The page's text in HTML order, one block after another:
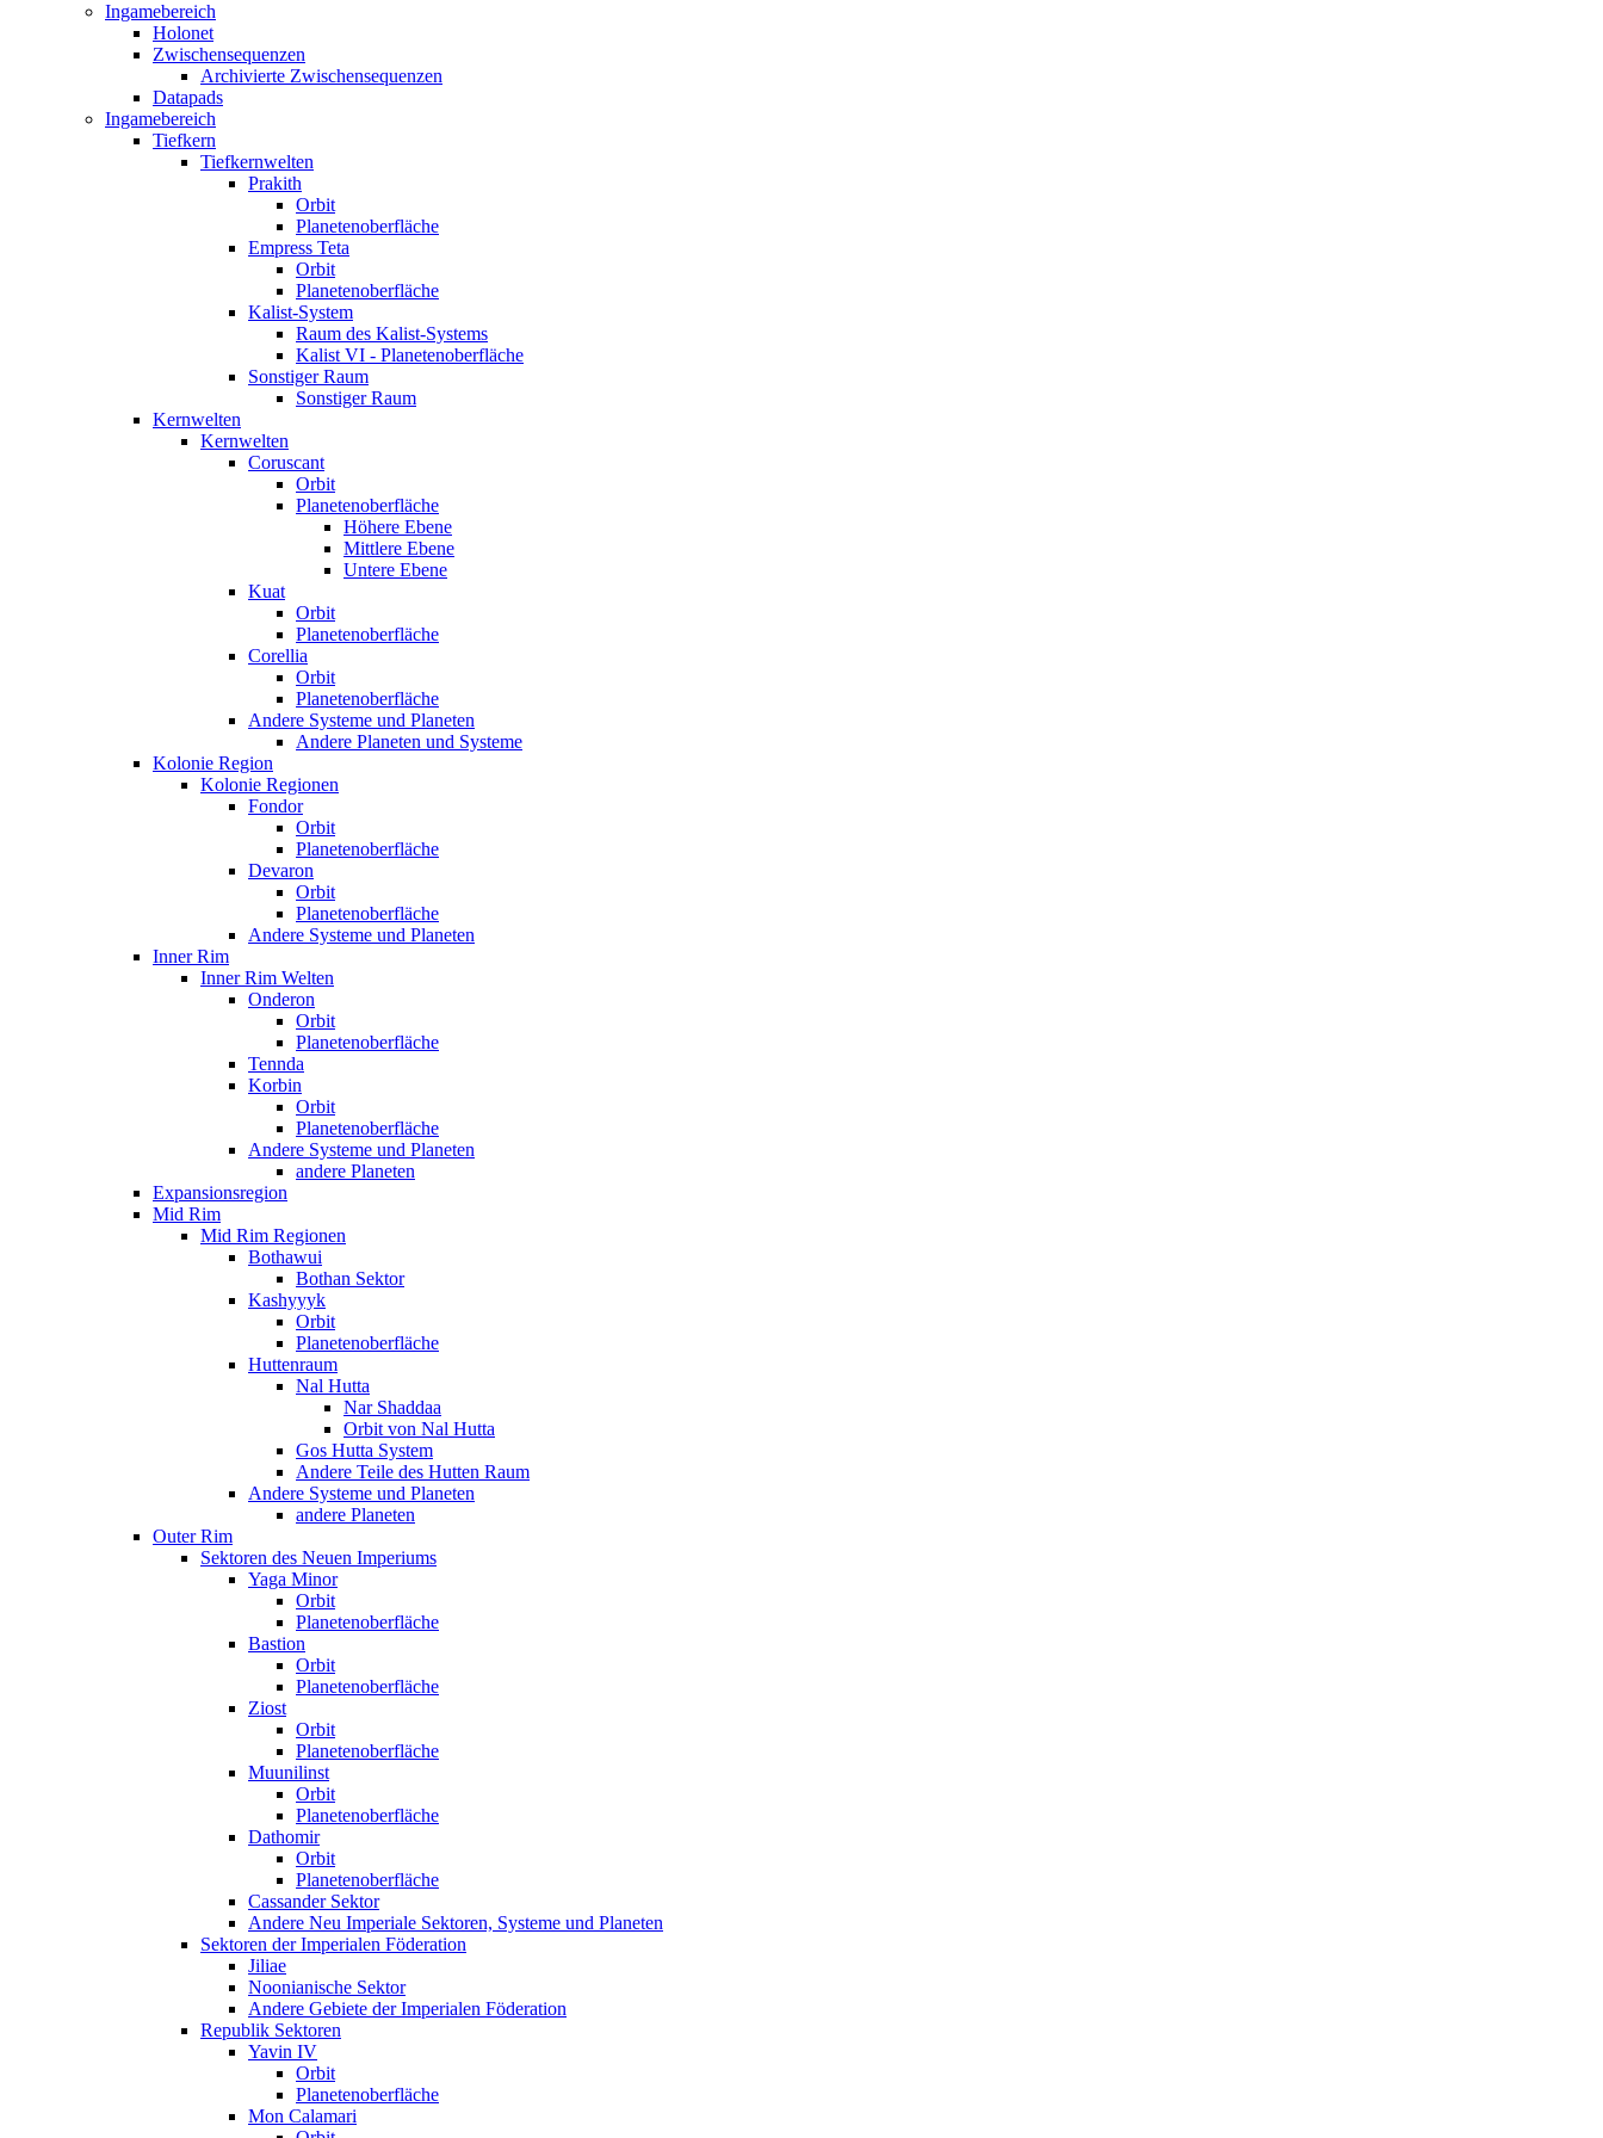
Ingamebereich
Holonet
Zwischensequenzen
Archivierte Zwischensequenzen
Datapads
Ingamebereich
Tiefkern
Tiefkernwelten
Prakith
Orbit
Planetenoberfläche
Empress Teta
Orbit
Planetenoberfläche
Kalist-System
Raum des Kalist-Systems
Kalist VI - Planetenoberfläche
Sonstiger Raum
Sonstiger Raum
Kernwelten
Kernwelten
Coruscant
Orbit
Planetenoberfläche
Höhere Ebene
Mittlere Ebene
Untere Ebene
Kuat
Orbit
Planetenoberfläche
Corellia
Orbit
Planetenoberfläche
Andere Systeme und Planeten
Andere Planeten und Systeme
Kolonie Region
Kolonie Regionen
Fondor
Orbit
Planetenoberfläche
Devaron
Orbit
Planetenoberfläche
Andere Systeme und Planeten
Inner Rim
Inner Rim Welten
Onderon
Orbit
Planetenoberfläche
Tennda
Korbin
Orbit
Planetenoberfläche
Andere Systeme und Planeten
andere Planeten
Expansionsregion
Mid Rim
Mid Rim Regionen
Bothawui
Bothan Sektor
Kashyyyk
Orbit
Planetenoberfläche
Huttenraum
Nal Hutta
Nar Shaddaa
Orbit von Nal Hutta
Gos Hutta System
Andere Teile des Hutten Raum
Andere Systeme und Planeten
andere Planeten
Outer Rim
Sektoren des Neuen Imperiums
Yaga Minor
Orbit
Planetenoberfläche
Bastion
Orbit
Planetenoberfläche
Ziost
Orbit
Planetenoberfläche
Muunilinst
Orbit
Planetenoberfläche
Dathomir
Orbit
Planetenoberfläche
Cassander Sektor
Andere Neu Imperiale Sektoren, Systeme und Planeten
Sektoren der Imperialen Föderation
Jiliae
Noonianische Sektor
Andere Gebiete der Imperialen Föderation
Republik Sektoren
Yavin IV
Orbit
Planetenoberfläche
Mon Calamari